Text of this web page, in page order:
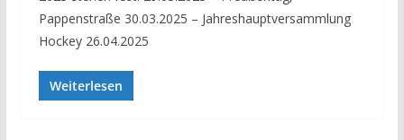
Pappenstraße 30.03.2025 – Jahreshauptversammlung
Hockey 26.04.2025
Weiterlesen